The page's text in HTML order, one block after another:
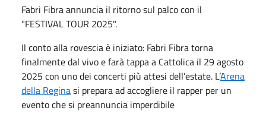
Fabri Fibra annuncia il ritorno sul palco con il
"FESTIVAL TOUR 2025".
Il conto alla rovescia è iniziato: Fabri Fibra torna
finalmente dal vivo e farà tappa a Cattolica il 29 agosto
2025 con uno dei concerti più attesi dell’estate. L’Arena
della Reginasi prepara ad accogliere il rapper per un
evento che si preannuncia imperdibile